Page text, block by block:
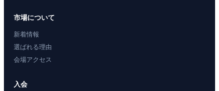
市場について
新着情報
選ばれる理由
会場アクセス
入会